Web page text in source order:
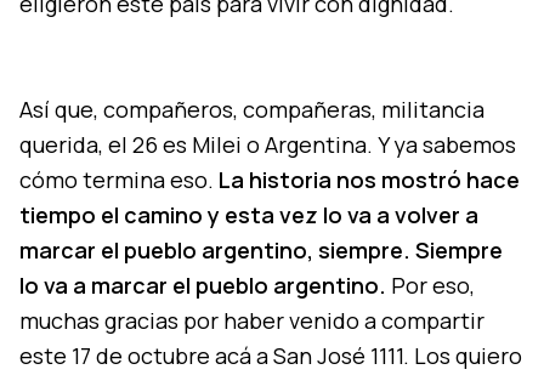
Así que, compañeros, compañeras, militancia
querida, el 26 es Milei o Argentina. Y ya sabemos
cómo termina eso. La historia nos mostró hace
tiempo el camino y esta vez lo va a volver a
marcar el pueblo argentino, siempre. Siempre
lo va a marcar el pueblo argentino. Por eso,
muchas gracias por haber venido a compartir
este 17 de octubre acá a San José 1111. Los quiero